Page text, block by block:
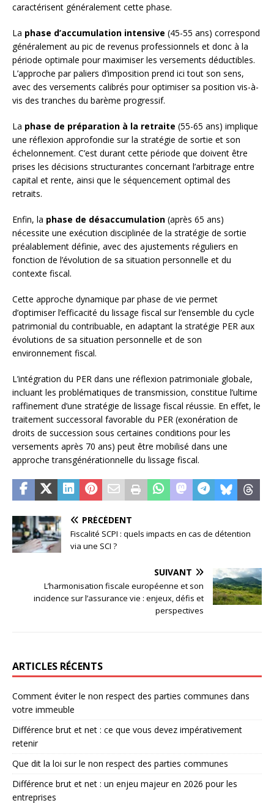
caractérisent généralement cette phase.
La phase d’accumulation intensive (45-55 ans) correspond
généralement au pic de revenus professionnels et donc à la
période optimale pour maximiser les versements déductibles.
L’approche par paliers d’imposition prend ici tout son sens,
avec des versements calibrés pour optimiser sa position vis-à-
vis des tranches du barème progressif.
La phase de préparation à la retraite (55-65 ans) implique
une réflexion approfondie sur la stratégie de sortie et son
échelonnement. C’est durant cette période que doivent être
prises les décisions structurantes concernant l’arbitrage entre
capital et rente, ainsi que le séquencement optimal des
retraits.
Enfin, la phase de désaccumulation (après 65 ans)
nécessite une exécution disciplinée de la stratégie de sortie
préalablement définie, avec des ajustements réguliers en
fonction de l’évolution de sa situation personnelle et du
contexte fiscal.
Cette approche dynamique par phase de vie permet
d’optimiser l’efficacité du lissage fiscal sur l’ensemble du cycle
patrimonial du contribuable, en adaptant la stratégie PER aux
évolutions de sa situation personnelle et de son
environnement fiscal.
L’intégration du PER dans une réflexion patrimoniale globale,
incluant les problématiques de transmission, constitue l’ultime
raffinement d’une stratégie de lissage fiscal réussie. En effet, le
traitement successoral favorable du PER (exonération de
droits de succession sous certaines conditions pour les
versements après 70 ans) peut être mobilisé dans une
approche transgénérationnelle du lissage fiscal.
PRÉCÉDENT
Fiscalité SCPI : quels impacts en cas de détention
via une SCI ?
SUIVANT
L’harmonisation fiscale européenne et son
incidence sur l’assurance vie : enjeux, défis et
perspectives
ARTICLES RÉCENTS
Comment éviter le non respect des parties communes dans
votre immeuble
Différence brut et net : ce que vous devez impérativement
retenir
Que dit la loi sur le non respect des parties communes
Différence brut et net : un enjeu majeur en 2026 pour les
entreprises